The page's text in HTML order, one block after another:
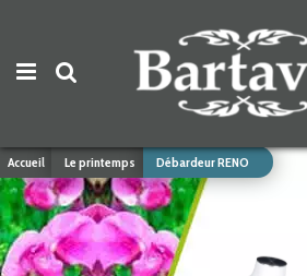
Accueil Le printemps Débardeur RENO